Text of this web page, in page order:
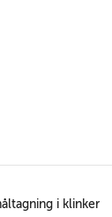
i klinker